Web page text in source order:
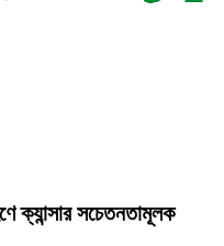
ক্যান্সার সচেতনতামূলক